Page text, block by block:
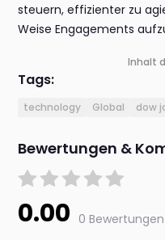
steuern, effizienter zu
Weise Engagements
Inhalt
Tags:
technology Global dow
Bewertungen &
0.00 0 Bewertungen